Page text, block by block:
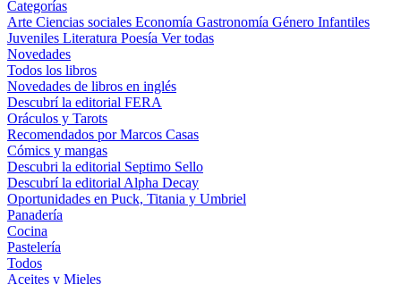
Categorías
Arte Ciencias sociales Economía Gastronomía Género Infantiles
Juveniles Literatura Poesía Ver todas
Novedades
Todos los libros
Novedades de libros en inglés
Descubrí la editorial FERA
Oráculos y Tarots
Recomendados por Marcos Casas
Cómics y mangas
Descubri la editorial Septimo Sello
Descubrí la editorial Alpha Decay
Oportunidades en Puck, Titania y Umbriel
Panadería
Cocina
Pastelería
Todos
Aceites y Mieles